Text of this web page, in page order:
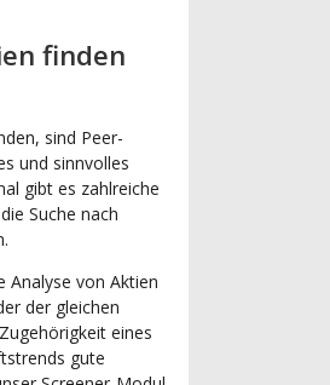
finden
sind Peer-
und sinnvolles
gibt es zahlreiche
Suche nach
Analyse von Aktien
der gleichen
eines
gute